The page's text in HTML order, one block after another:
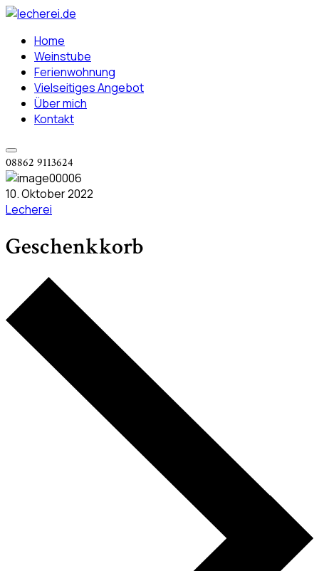
Home
Weinstube
Ferienwohnung
Vielseitiges Angebot
Über mich
Kontakt
08862 9113624
10. Oktober 2022
Lecherei
Geschenkkorb